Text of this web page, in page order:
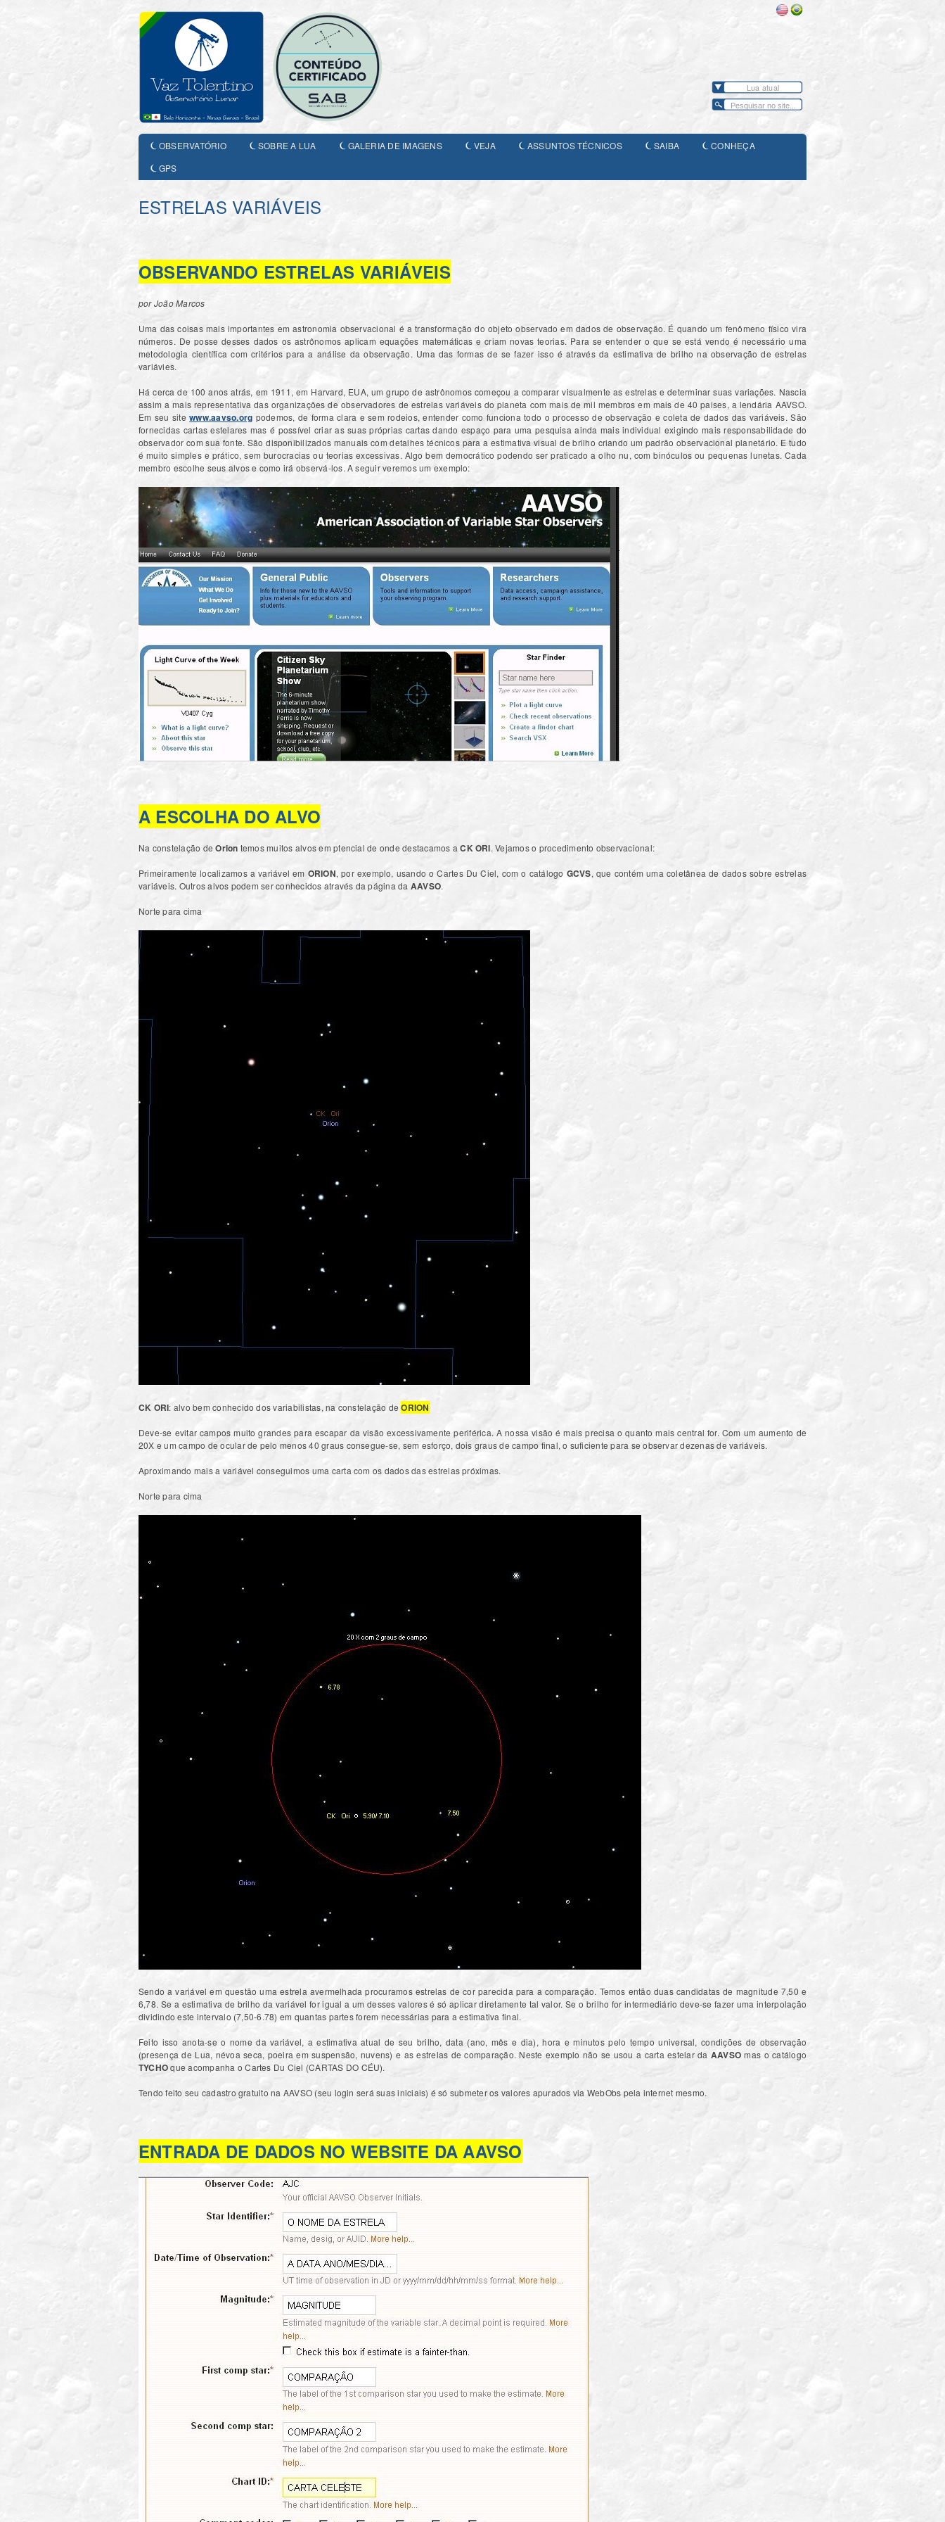
Lua atual
OBSERVATÓRIO SOBRE A LUA GALERIA DE IMAGENS VEJA ASSUNTOS TÉCNICOS SAIBA
CONHEÇA
GPS
ESTRELAS VARIÁVEIS
OBSERVANDO ESTRELAS VARIÁVEIS
porJoão Marcos
Uma das coisas mais importantes em astronomia observacional é a transformação do objeto observado em dados de observação. É quando um fenômeno físico vira
números. De posse desses dados os astrônomos aplicam equações matemáticas e criam novas teorias. Para se entender o que se está vendo é necessário uma
metodologia científica com critérios para a análise da observação. Uma das formas de se fazer isso é através da estimativa de brilho na observação de estrelas
variávies.
Há cerca de 100 anos atrás, em 1911, em Harvard, EUA, um grupo de astrônomos começou a comparar visualmente as estrelas e determinar suas variações. Nascia
assim a mais representativa das organizações de observadores de estrelas variáveis do planeta com mais de mil membros em mais de 40 paises, a lendária AAVSO.
Em seu sitewww.aavso.org podemos, de forma clara e sem rodeios, entender como funciona todo o processo de observação e coleta de dados das variáveis. São
fornecidas cartas estelares mas é possível criar as suas próprias cartas dando espaço para uma pesquisa ainda mais individual exigindo mais responsabilidade do
observador com sua fonte. São disponibilizados manuais com detalhes técnicos para a estimativa visual de brilho criando um padrão observacional planetário. E tudo
é muito simples e prático, sem burocracias ou teorias excessivas. Algo bem democrático podendo ser praticado a olho nu, com binóculos ou pequenas lunetas. Cada
membro escolhe seus alvos e como irá observá-los. A seguir veremos um exemplo:
A ESCOLHA DO ALVO
Na constelação deOrion temos muitos alvos em ptencial de onde destacamos aCK ORI. Vejamos o procedimento observacional:
Primeiramente localizamos a variável em ORION, por exemplo, usando o Cartes Du Ciel, com o catálogo GCVS, que contém uma coletânea de dados sobre estrelas
variáveis. Outros alvos podem ser conhecidos através da página da AAVSO.
Norte para cima
CK ORI: alvo bem conhecido dos variabilistas, na constelação deORION
Deve-se evitar campos muito grandes para escapar da visão excessivamente periférica. A nossa visão é mais precisa o quanto mais central for. Com um aumento de
20X e um campo de ocular de pelo menos 40 graus consegue-se, sem esforço, dois graus de campo final, o suficiente para se observar dezenas de variáveis.
Aproximando mais a variável conseguimos uma carta com os dados das estrelas próximas.
Norte para cima
Sendo a variável em questão uma estrela avermelhada procuramos estrelas de cor parecida para a comparação. Temos então duas candidatas de magnitude 7,50 e
6,78. Se a estimativa de brilho da variável for igual a um desses valores é só aplicar diretamente tal valor. Se o brilho for intermediário deve-se fazer uma interpolação
dividindo este intervalo (7,50-6.78) em quantas partes forem necessárias para a estimativa final.
Feito isso anota-se o nome da variável, a estimativa atual de seu brilho, data (ano, mês e dia), hora e minutos pelo tempo universal, condições de observação
(presença de Lua, névoa seca, poeira em suspensão, nuvens) e as estrelas de comparação. Neste exemplo não se usou a carta estelar da AAVSO mas o catálogo
TYCHOque acompanha o Cartes Du Ciel (CARTAS DO CÉU).
Tendo feito seu cadastro gratuito na AAVSO (seu login será suas iniciais) é só submeter os valores apurados via WebObs pela internet mesmo.
ENTRADA DE DADOS NO WEBSITE DA AAVSO